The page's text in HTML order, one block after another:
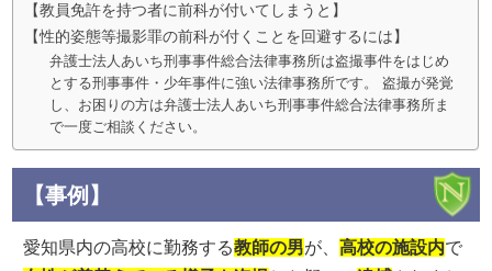
【教員免許を持つ者に前科が付いてしまうと】
【性的姿態等撮影罪の前科が付くことを回避するには】
弁護士法人あいち刑事事件総合法律事務所は盗撮事件をはじめ
とする刑事事件・少年事件に強い法律事務所です。 盗撮が発覚
し、お困りの方は弁護士法人あいち刑事事件総合法律事務所ま
で一度ご相談ください。
【事例】
愛知県内の高校に勤務する教師の男が、高校の施設内で